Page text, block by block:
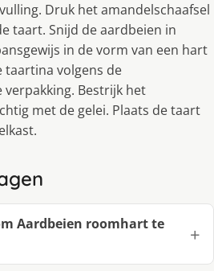
Druk het amandelschaafsel
taart. Snijd de aardbeien in
in de vorm van een hart
taartina volgens de
Bestrijk het
met de gelei. Plaats de taart
Aardbeien roomhart te